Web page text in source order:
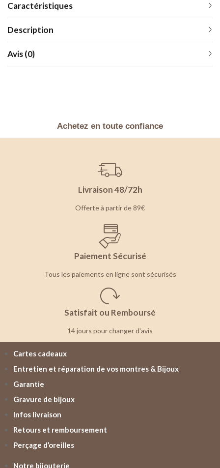
Caractéristiques
Description
Avis (0)
Achetez en toute confiance
Livraison 48/72h
Offerte à partir de 89€
Paiement Sécurisé
Tous les paiements en ligne sont sécurisés
Satisfait ou Remboursé
14 jours pour changer d'avis
Cartes cadeaux
Entretien et réparation de vos montres & Bijoux
Garantie
Gravure de bijoux
Infos livraison
Retours et remboursement
Perçage d’oreilles
Notre bijouterie